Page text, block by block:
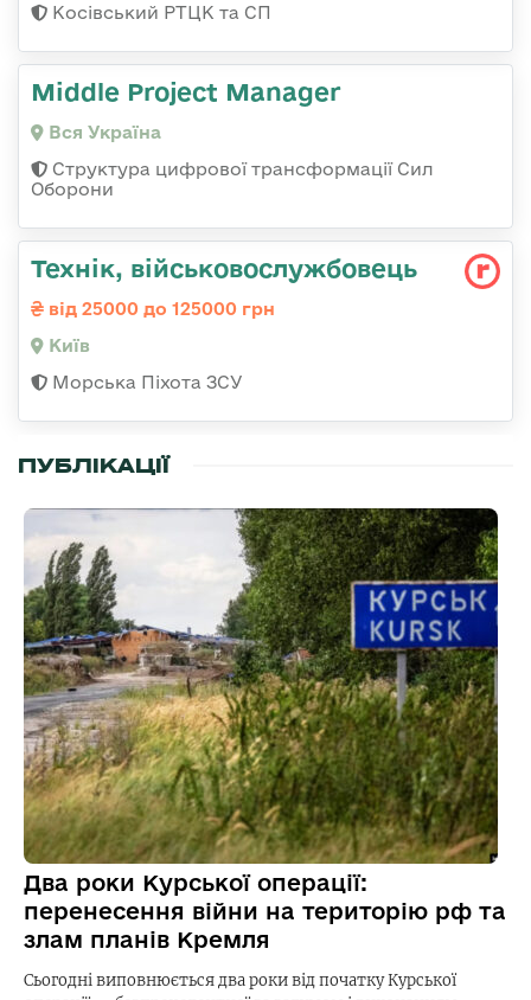
Косівський РТЦК та СП
Middle Project Manager
Вся Україна
Структура цифрової трансформації Сил
Оборони
Технік, військовослужбовець
від 25000 до 125000 грн
Київ
Морська Піхота ЗСУ
ПУБЛІКАЦІЇ
Два роки Курської операції:
перенесення війни на територію рф та
злам планів Кремля
Сьогодні виповнюється два роки від початку Курської